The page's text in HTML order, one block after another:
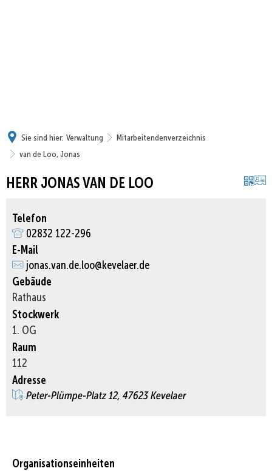
Sie sind hier: Verwaltung
Mitarbeitendenverzeichnis
van de Loo, Jonas
HERR JONAS VAN DE LOO
Telefon
02832 122-296
E-Mail
jonas.van.de.loo@kevelaer.de
Gebäude
Rathaus
Stockwerk
1. OG
Raum
112
Adresse
Peter-Plümpe-Platz 12, 47623 Kevelaer
Organisationseinheiten